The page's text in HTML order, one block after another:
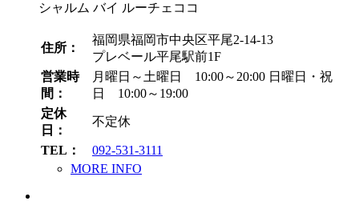
シャルム バイ ルーチェココ
住所：
福岡県福岡市中央区平尾2-14-13
プレベール平尾駅前1F
営業時
間：
月曜日～土曜日 10:00～20:00 日曜日・祝
日 10:00～19:00
定休
日：
不定休
TEL：
092-531-3111
MORE INFO